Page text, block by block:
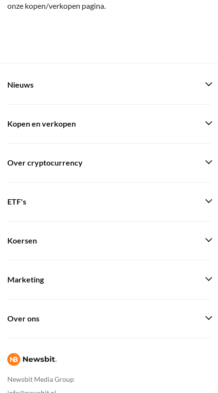
onze kopen/verkopen pagina.
Newsbit Media Group
Nieuws
Kopen en verkopen
Over cryptocurrency
ETF's
Koersen
Marketing
Over ons